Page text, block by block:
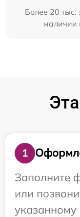
Более 20 тыс.
наличии
1
Заполните
или
указанному